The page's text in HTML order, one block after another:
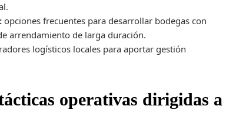
opciones frecuentes para desarrollar bodegas con
arrendamiento de larga duración.
logísticos locales para aportar gestión
operativas dirigidas a